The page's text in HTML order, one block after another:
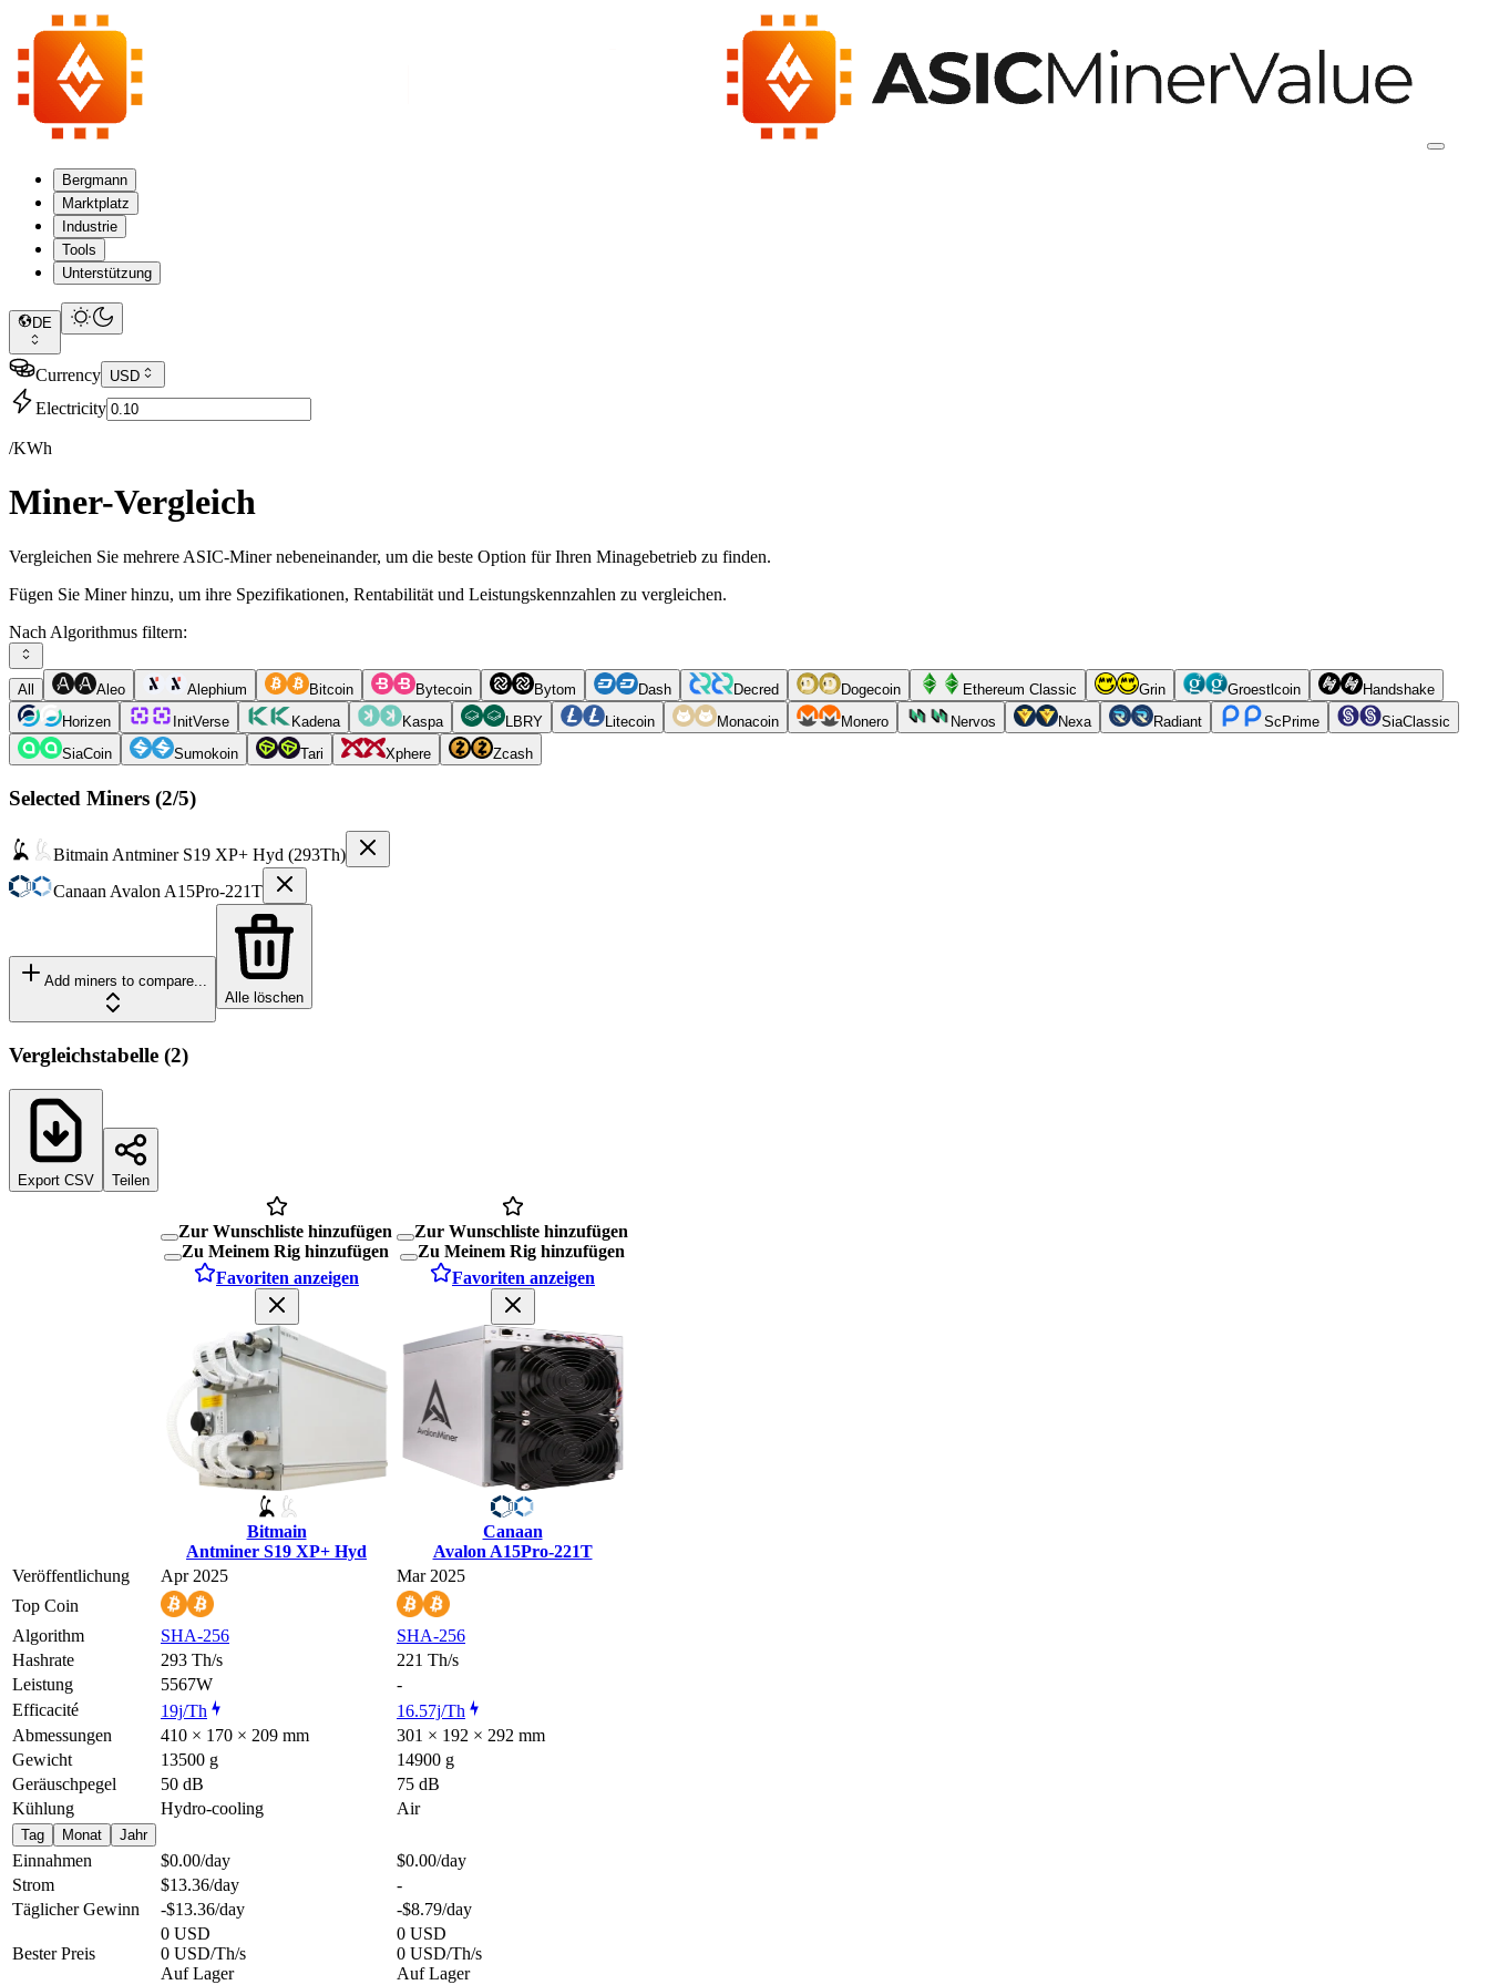
Bergmann
Marktplatz
Industrie
Tools
Unterstützung
DE
Currency USD
Electricity
/KWh
Miner-Vergleich
Vergleichen Sie mehrere ASIC-Miner nebeneinander, um die beste Option für Ihren Minagebetrieb zu finden.
Fügen Sie Miner hinzu, um ihre Spezifikationen, Rentabilität und Leistungskennzahlen zu vergleichen.
Nach Algorithmus filtern:
All Aleo Alephium Bitcoin Bytecoin Bytom Dash Decred Dogecoin Ethereum Classic Grin Groestlcoin
Handshake
Horizen
InitVerse Kadena Kaspa LBRY Litecoin Monacoin Monero Nervos Nexa Radiant ScPrime
SiaClassic
SiaCoin
Sumokoin Tari Xphere Zcash
Selected Miners (2/5)
Bitmain Antminer S19 XP+ Hyd (293Th)
Canaan Avalon A15Pro-221T
Add miners to compare...
Alle löschen
Vergleichstabelle (2)
Export CSV Teilen
Zur Wunschliste hinzufügen
Zu Meinem Rig hinzufügen
Favoriten anzeigen
Bitmain
Antminer S19 XP+ Hyd
Zur Wunschliste hinzufügen
Zu Meinem Rig hinzufügen
Favoriten anzeigen
Canaan
Avalon A15Pro-221T
Veröffentlichung
Apr 2025
Mar 2025
Top Coin
Algorithm
SHA-256
SHA-256
Hashrate
293 Th/s
221 Th/s
Leistung
5567W
-
Efficacité
19j/Th
16.57j/Th
Abmessungen
410 × 170 × 209 mm
301 × 192 × 292 mm
Gewicht
13500 g
14900 g
Geräuschpegel
50 dB
75 dB
Kühlung
Hydro-cooling Air
Tag Monat Jahr
Einnahmen $0.00/day $0.00/day
Strom
$13.36/day
-
Täglicher Gewinn
-$13.36/day -$8.79/day
Bester Preis
0 USD
0 USD/Th/s
Auf Lager
0 USD
0 USD/Th/s
Auf Lager